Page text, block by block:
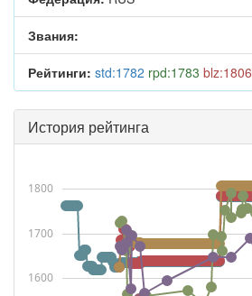
Звания:
Рейтинги: std:1782 rpd:1783 blz:1806
История рейтинга
1600
1700
1800